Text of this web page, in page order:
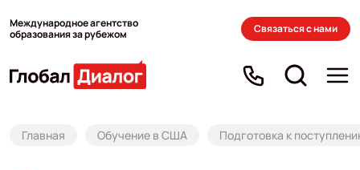
Международное агентство
образования за рубежом
Связаться с нами
Главная Обучение в США Подготовка к